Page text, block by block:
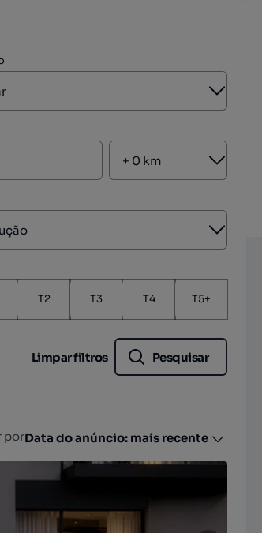
Aberto
Aberto
Aberto
T2 T3 T4 T5+
Limpar filtros Pesquisar
porData do anúncio: mais recente